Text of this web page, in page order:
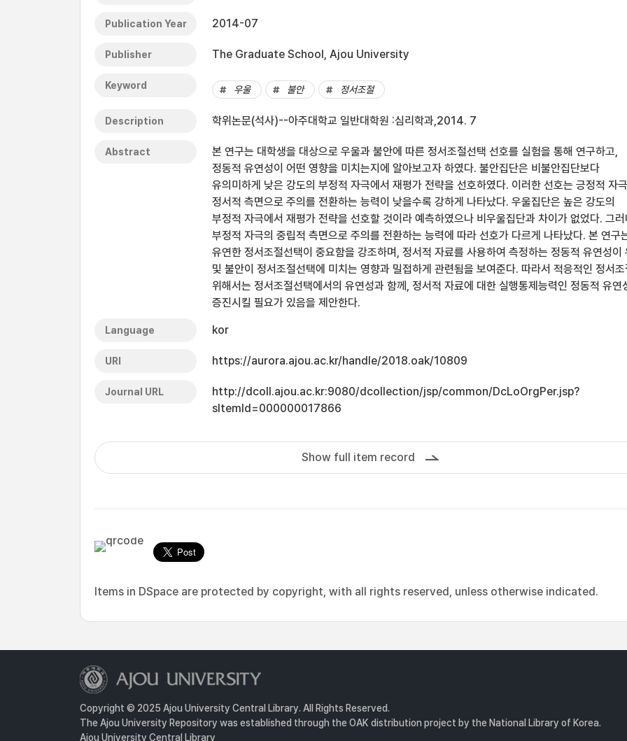
Publication Year 2014-07
Publisher The Graduate School, Ajou University
Keyword 우울 불안 정서조절
Description 학위논문(석사)--아주대학교 일반대학원 :심리학과,2014. 7
Abstract
본 연구는 대학생을 대상으로 우울과 불안에 따른 정서조절선택 선호를 실험을 통해 연구하고,
정동적 유연성이 어떤 영향을 미치는지에 알아보고자 하였다. 불안집단은 비불안집단보다
유의미하게 낮은 강도의 부정적 자극에서 재평가 전략을 선호하였다. 이러한 선호는 긍정적 자
정서적 측면으로 주의를 전환하는 능력이 낮을수록 강하게 나타났다. 우울집단은 높은 강도의
부정적 자극에서 재평가 전략을 선호할 것이라 예측하였으나 비우울집단과 차이가 없었다. 그러
부정적 자극의 중립적 측면으로 주의를 전환하는 능력에 따라 선호가 다르게 나타났다. 본 연구
유연한 정서조절선택이 중요함을 강조하며, 정서적 자료를 사용하여 측정하는 정동적 유연성이
및 불안이 정서조절선택에 미치는 영향과 밀접하게 관련됨을 보여준다. 따라서 적응적인 정서조
위해서는 정서조절선택에서의 유연성과 함께, 정서적 자료에 대한 실행통제능력인 정동적 유연
증진시킬 필요가 있음을 제안한다.
Language kor
URI https://aurora.ajou.ac.kr/handle/2018.oak/10809
Journal URL
http://dcoll.ajou.ac.kr:9080/dcollection/jsp/common/DcLoOrgPer.jsp?
sItemId=000000017866
Show full item record
Items in DSpace are protected by copyright, with all rights reserved, unless otherwise indicated.
Copyright © 2025 Ajou University Central Library. All Rights Reserved.
The Ajou University Repository was established through the OAK distribution project by the National Library of Korea.
Ajou University Central Library